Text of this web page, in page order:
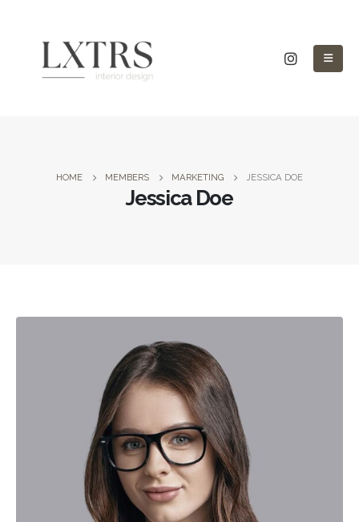
HOME MEMBERS MARKETING JESSICA DOE
Jessica Doe